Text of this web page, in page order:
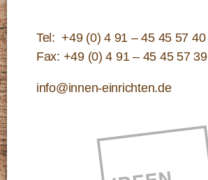
Tel:+49 (0) 4 91 – 45 45 57 40
Fax: +49 (0) 4 91 – 45 45 57 39
info@innen-einrichten.de